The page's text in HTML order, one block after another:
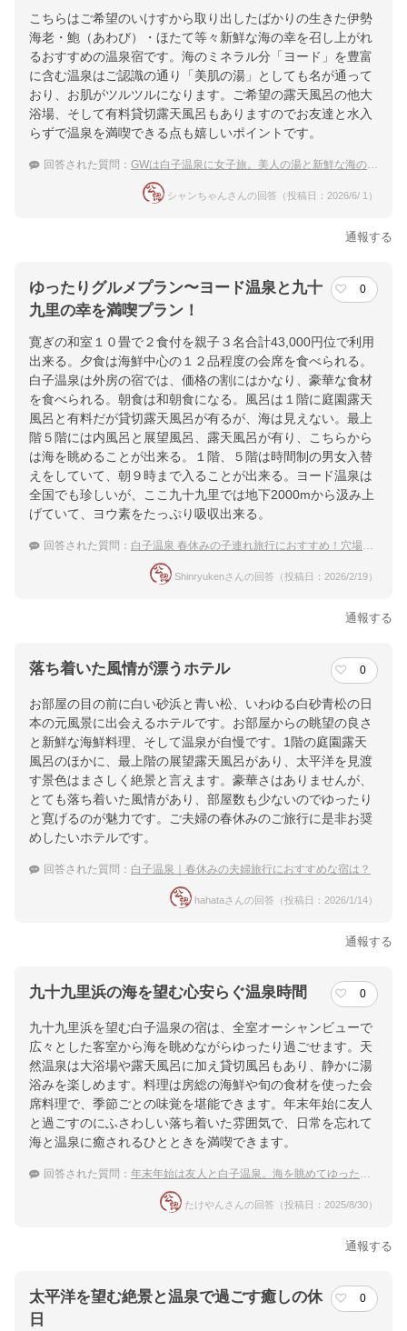
こちらはご希望のいけすから取り出したばかりの生きた伊勢
海老・鮑（あわび）・ほたて等々新鮮な海の幸を召し上がれ
るおすすめの温泉宿です。海のミネラル分「ヨード」を豊富
に含む温泉はご認識の通り「美肌の湯」としても名が通って
おり、お肌がツルツルになります。ご希望の露天風呂の他大
浴場、そして有料貸切露天風呂もありますのでお友達と水入
らずで温泉を満喫できる点も嬉しいポイントです。
回答された質問： GWは白子温泉に女子旅。美人の湯と新鮮な海の幸を堪能できる宿は？
シャンちゃんさんの回答（投稿日：2026/6/ 1）
通報する
ゆったりグルメプラン〜ヨード温泉と九十
九里の幸を満喫プラン！
0
寛ぎの和室１０畳で２食付を親子３名合計43,000円位で利用
出来る。夕食は海鮮中心の１２品程度の会席を食べられる。
白子温泉は外房の宿では、価格の割にはかなり、豪華な食材
を食べられる。朝食は和朝食になる。風呂は１階に庭園露天
風呂と有料だが貸切露天風呂が有るが、海は見えない。最上
階５階には内風呂と展望風呂、露天風呂が有り、こちらから
は海を眺めることが出来る。１階、５階は時間制の男女入替
えをしていて、朝９時まで入ることが出来る。ヨード温泉は
全国でも珍しいが、ここ九十九里では地下2000mから汲み上
げていて、ヨウ素をたっぷり吸収出来る。
回答された質問： 白子温泉 春休みの子連れ旅行におすすめ！穴場な宿は？
Shinryukenさんの回答（投稿日：2026/2/19）
通報する
落ち着いた風情が漂うホテル 0
お部屋の目の前に白い砂浜と青い松、いわゆる白砂青松の日
本の元風景に出会えるホテルです。お部屋からの眺望の良さ
と新鮮な海鮮料理、そして温泉が自慢です。1階の庭園露天
風呂のほかに、最上階の展望露天風呂があり、太平洋を見渡
す景色はまさしく絶景と言えます。豪華さはありませんが、
とても落ち着いた風情があり、部屋数も少ないのでゆったり
と寛げるのが魅力です。ご夫婦の春休みのご旅行に是非お奨
めしたいホテルです。
回答された質問： 白子温泉｜春休みの夫婦旅行におすすめな宿は？
hahataさんの回答（投稿日：2026/1/14）
通報する
九十九里浜の海を望む心安らぐ温泉時間 0
九十九里浜を望む白子温泉の宿は、全室オーシャンビューで
広々とした客室から海を眺めながらゆったり過ごせます。天
然温泉は大浴場や露天風呂に加え貸切風呂もあり、静かに湯
浴みを楽しめます。料理は房総の海鮮や旬の食材を使った会
席料理で、季節ごとの味覚を堪能できます。年末年始に友人
と過ごすのにふさわしい落ち着いた雰囲気で、日常を忘れて
海と温泉に癒されるひとときを満喫できます。
回答された質問： 年末年始は友人と白子温泉。海を眺めてゆったり過ごせるおすすめの宿は？
たけやんさんの回答（投稿日：2025/8/30）
通報する
太平洋を望む絶景と温泉で過ごす癒しの休
日
0